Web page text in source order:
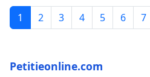
1 2 3 4 5 6 7
Petitieonline.com